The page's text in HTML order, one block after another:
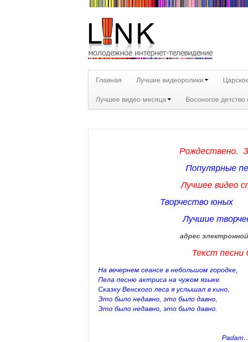
Главная Лучшие видеоролики
Лучшее видео месяца Босоногое детство
Рождествено.
Популярные
Лучшее видео
Творчество
Лучшие
адрес
Текст песни
На вечернем сеансе в небольшом городке,
Пела песню актриса на чужом языке.
Сказку Венского леса я услышал в кино,
Это было недавно, это было давно,
Это было недавно, это было давно.